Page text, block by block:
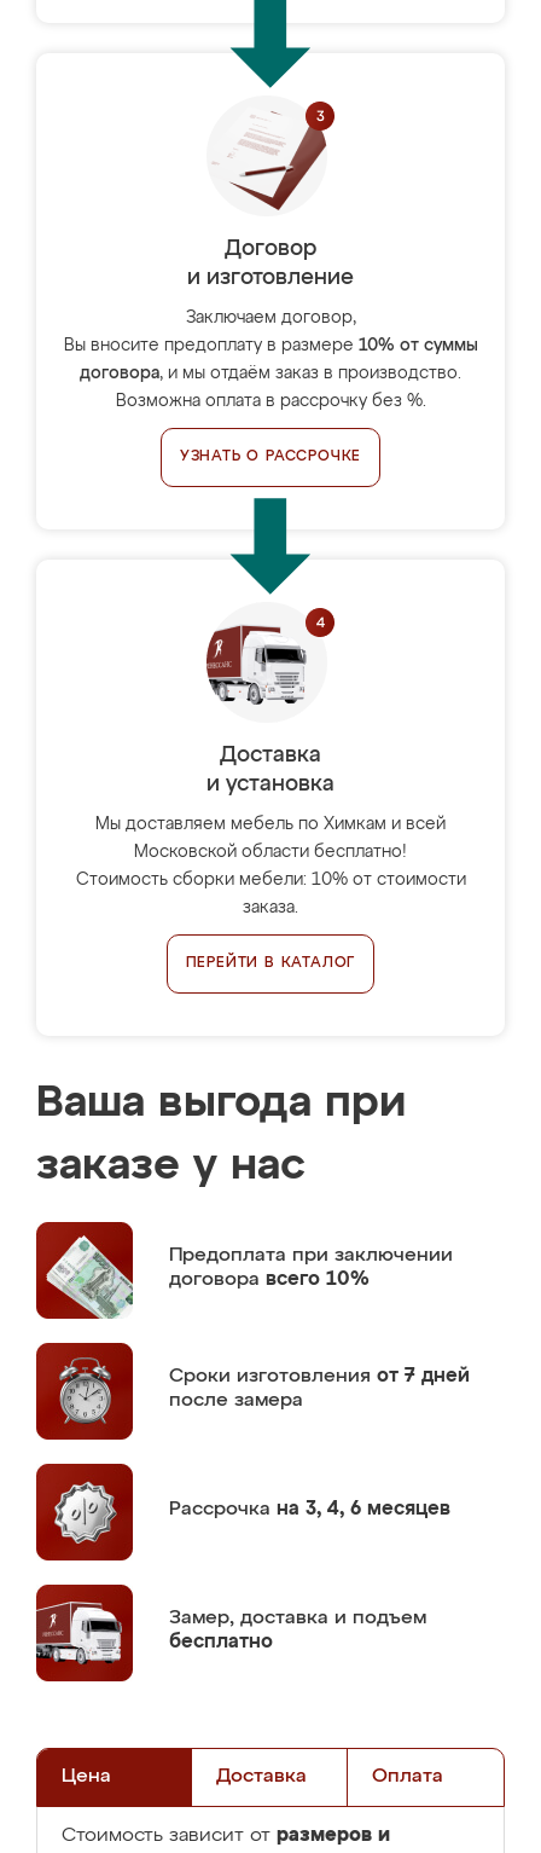
Договор
и изготовление
Заключаем договор,
Вы вносите предоплату в размере 10% от суммы
договора, и мы отдаём заказ в производство.
Возможна оплата в рассрочку без %.
УЗНАТЬ О РАССРОЧКЕ
Доставка
и установка
Мы доставляем мебель по Химкам и всей
Московской области бесплатно!
Стоимость сборки мебели: 10% от стоимости
заказа.
ПЕРЕЙТИ В КАТАЛОГ
Ваша выгода при
заказе у нас
Предоплата при заключении
договора всего 10%
Сроки изготовления от 7 дней
после замера
Рассрочка на 3, 4, 6 месяцев
Замер, доставка и подъем
бесплатно
Цена Доставка Оплата
Стоимость зависит от размеров и